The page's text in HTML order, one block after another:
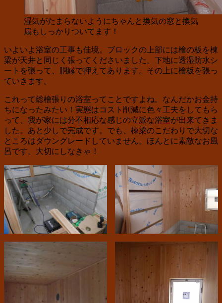
湿気がたまらないようにちゃんと換気の窓と換気
扇もしっかりついてます！
いよいよ浴室の工事も佳境。ブロックの上部には檜の板を棟
梁が天井と同じく張ってくださいました。下地に透湿防水シ
ートを張って、胴縁で押えてあります。その上に檜板を張っ
ていきます。
これって総檜張りの浴室ってことですよね。なんだかお金持
ちになったみたい！実態はコスト削減に色々工夫をしてもら
って、我が家には分不相応な感じの立派な浴室が出来てきま
した。あと少しで完成です。でも、棟梁のこだわりで大切な
ところはダウングレードしていません。ほんとに素敵なお風
呂です。大切にしなきゃ！